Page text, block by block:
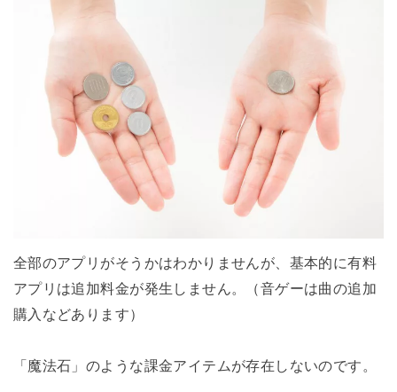
全部のアプリがそうかはわかりませんが、基本的に有料
アプリは追加料金が発生しません。（音ゲーは曲の追加
購入などあります）
「魔法石」のような課金アイテムが存在しないのです。